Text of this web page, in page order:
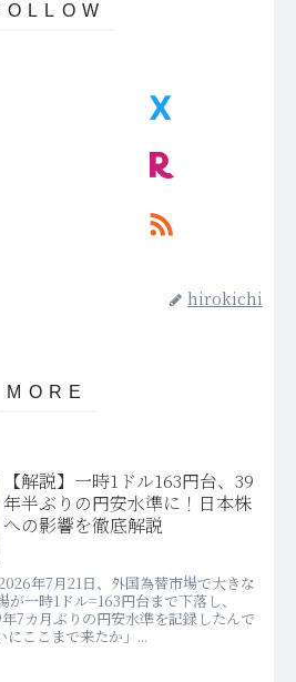
hirokichi
【解説】一時1ドル163円台、39
年半ぶりの円安水準に！日本株
への影響を徹底解説
年7月21日、外国為替市場で大きな
一時1ドル=163円台まで下落し、
7カ月ぶりの円安水準を記録したんで
にここまで来たか」...